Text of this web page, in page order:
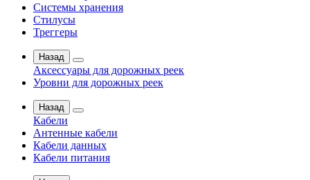
Системы хранения
Стилусы
Треггеры
Назад
Аксессуары для дорожных реек
Уровни для дорожных реек
Назад
Кабели
Антенные кабели
Кабели данных
Кабели питания